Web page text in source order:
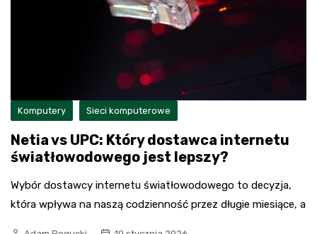
Komputery Sieci komputerowe
Netia vs UPC: Który dostawca internetu
światłowodowego jest lepszy?
Wybór dostawcy internetu światłowodowego to decyzja,
która wpływa na naszą codzienność przez długie miesiące, a